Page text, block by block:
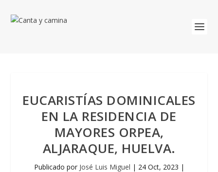
EUCARISTÍAS DOMINICALES
EN LA RESIDENCIA DE
MAYORES ORPEA,
ALJARAQUE, HUELVA.
Publicado por José Luis Miguel | 24 Oct, 2023 |